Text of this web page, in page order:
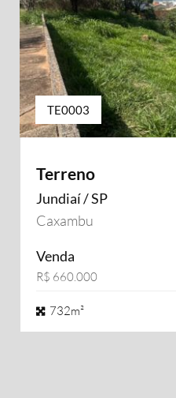
TE0003
Terreno
Jundiaí / SP
Caxambu
Venda
R$ 660.000
732m²